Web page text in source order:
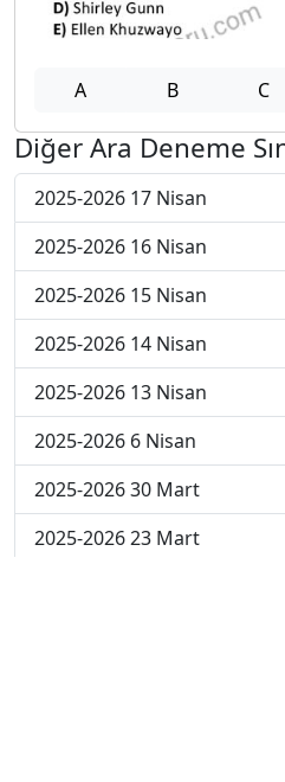
A B C
Diğer Ara Deneme
2025-2026 17 Nisan
2025-2026 16 Nisan
2025-2026 15 Nisan
2025-2026 14 Nisan
2025-2026 13 Nisan
2025-2026 6 Nisan
2025-2026 30 Mart
2025-2026 23 Mart